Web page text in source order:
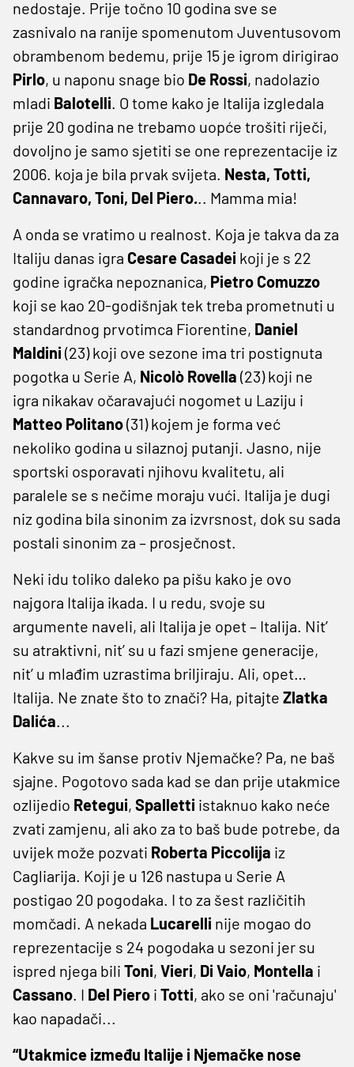
nedostaje. Prije točno 10 godina sve se
zasnivalo na ranije spomenutom Juventusovom
obrambenom bedemu, prije 15 je igrom dirigirao
Pirlo, u naponu snage bio De Rossi, nadolazio
mladi Balotelli. O tome kako je Italija izgledala
prije 20 godina ne trebamo uopće trošiti riječi,
dovoljno je samo sjetiti se one reprezentacije iz
2006. koja je bila prvak svijeta. Nesta, Totti,
Cannavaro, Toni, Del Piero... Mamma mia!
A onda se vratimo u realnost. Koja je takva da za
Italiju danas igra Cesare Casadei koji je s 22
godine igračka nepoznanica, Pietro Comuzzo
koji se kao 20-godišnjak tek treba prometnuti u
standardnog prvotimca Fiorentine, Daniel
Maldini (23) koji ove sezone ima tri postignuta
pogotka u Serie A, Nicolò Rovella (23) koji ne
igra nikakav očaravajući nogomet u Laziju i
Matteo Politano(31) kojem je forma već
nekoliko godina u silaznoj putanji. Jasno, nije
sportski osporavati njihovu kvalitetu, ali
paralele se s nečime moraju vući. Italija je dugi
niz godina bila sinonim za izvrsnost, dok su sada
postali sinonim za – prosječnost.
Neki idu toliko daleko pa pišu kako je ovo
najgora Italija ikada. I u redu, svoje su
argumente naveli, ali Italija je opet – Italija. Nit’
su atraktivni, nit’ su u fazi smjene generacije,
nit’ u mlađim uzrastima briljiraju. Ali, opet…
Italija. Ne znate što to znači? Ha, pitajte Zlatka
Dalića...
Kakve su im šanse protiv Njemačke? Pa, ne baš
sjajne. Pogotovo sada kad se dan prije utakmice
ozlijedio Retegui, Spalletti istaknuo kako neće
zvati zamjenu, ali ako za to baš bude potrebe, da
uvijek može pozvati Roberta Piccolija iz
Cagliarija. Koji je u 126 nastupa u Serie A
postigao 20 pogodaka. I to za šest različitih
momčadi. A nekada Lucarelli nije mogao do
reprezentacije s 24 pogodaka u sezoni jer su
ispred njega bili Toni, Vieri, Di Vaio, Montella i
Cassano. I Del Piero i Totti, ako se oni 'računaju'
kao napadači...
“Utakmice između Italije i Njemačke nose